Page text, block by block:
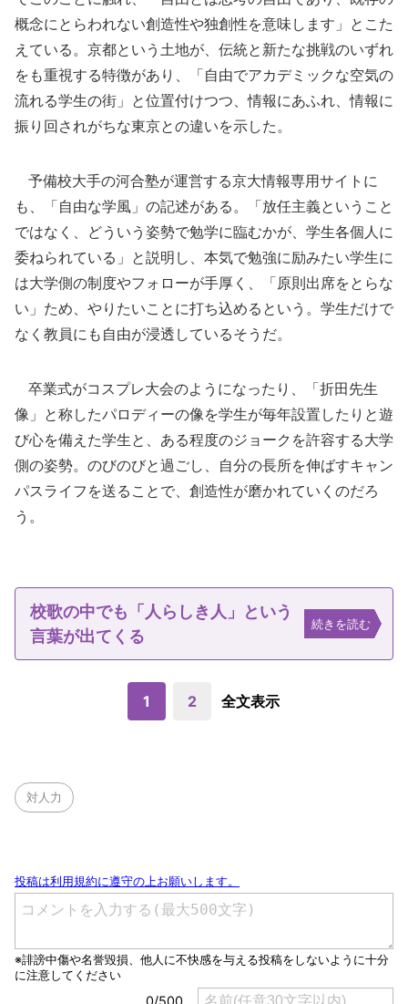
概念にとらわれない創造性や独創性を意味します」とこた
えている。京都という土地が、伝統と新たな挑戦のいずれ
をも重視する特徴があり、「自由でアカデミックな空気の
流れる学生の街」と位置付けつつ、情報にあふれ、情報に
振り回されがちな東京との違いを示した。
予備校大手の河合塾が運営する京大情報専用サイトに
も、「自由な学風」の記述がある。「放任主義ということ
ではなく、どういう姿勢で勉学に臨むかが、学生各個人に
委ねられている」と説明し、本気で勉強に励みたい学生に
は大学側の制度やフォローが手厚く、「原則出席をとらな
い」ため、やりたいことに打ち込めるという。学生だけで
なく教員にも自由が浸透しているそうだ。
卒業式がコスプレ大会のようになったり、「折田先生
像」と称したパロディーの像を学生が毎年設置したりと遊
び心を備えた学生と、ある程度のジョークを許容する大学
側の姿勢。のびのびと過ごし、自分の長所を伸ばすキャン
パスライフを送ることで、創造性が磨かれていくのだろ
う。
校歌の中でも「人らしき人」という
言葉が出てくる
続きを読む
1 2 全文表示
対人力